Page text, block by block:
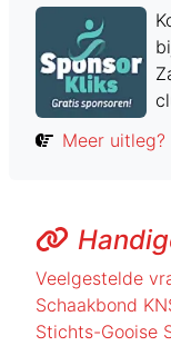
Meer uitleg?
Veelgestelde
Schaakbond
Stichts-Gooise